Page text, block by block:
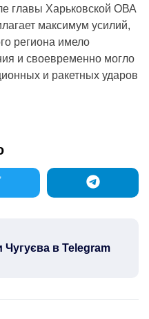
главы Харьковской ОВА
максимум усилий,
региона имело
и своевременно могло
и ракетных ударов
в Telegram